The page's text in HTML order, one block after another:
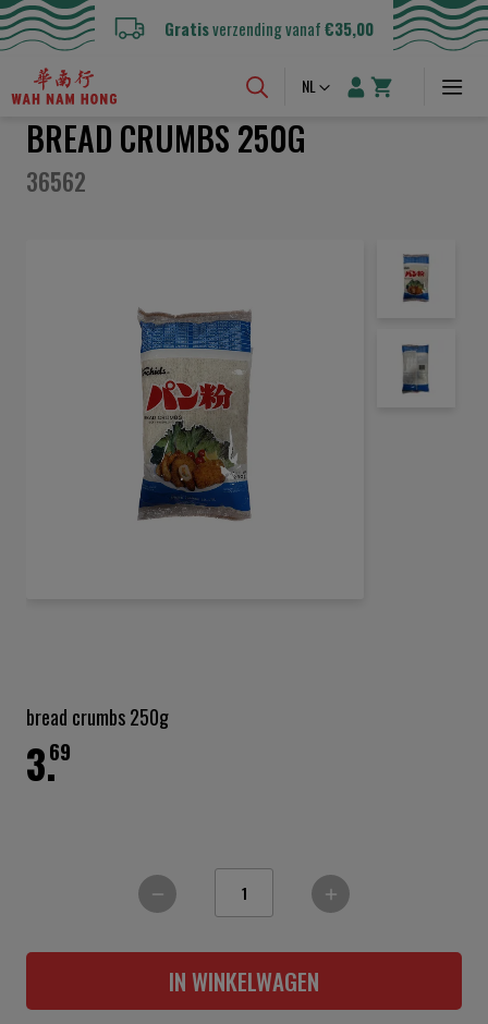
Gratisverzending vanaf€35,00
Taal
NL
BREAD CRUMBS 250G
36562
het
begin
van
de
afbeeldingen-
bread crumbs 250g
69
3.
IN WINKELWAGEN